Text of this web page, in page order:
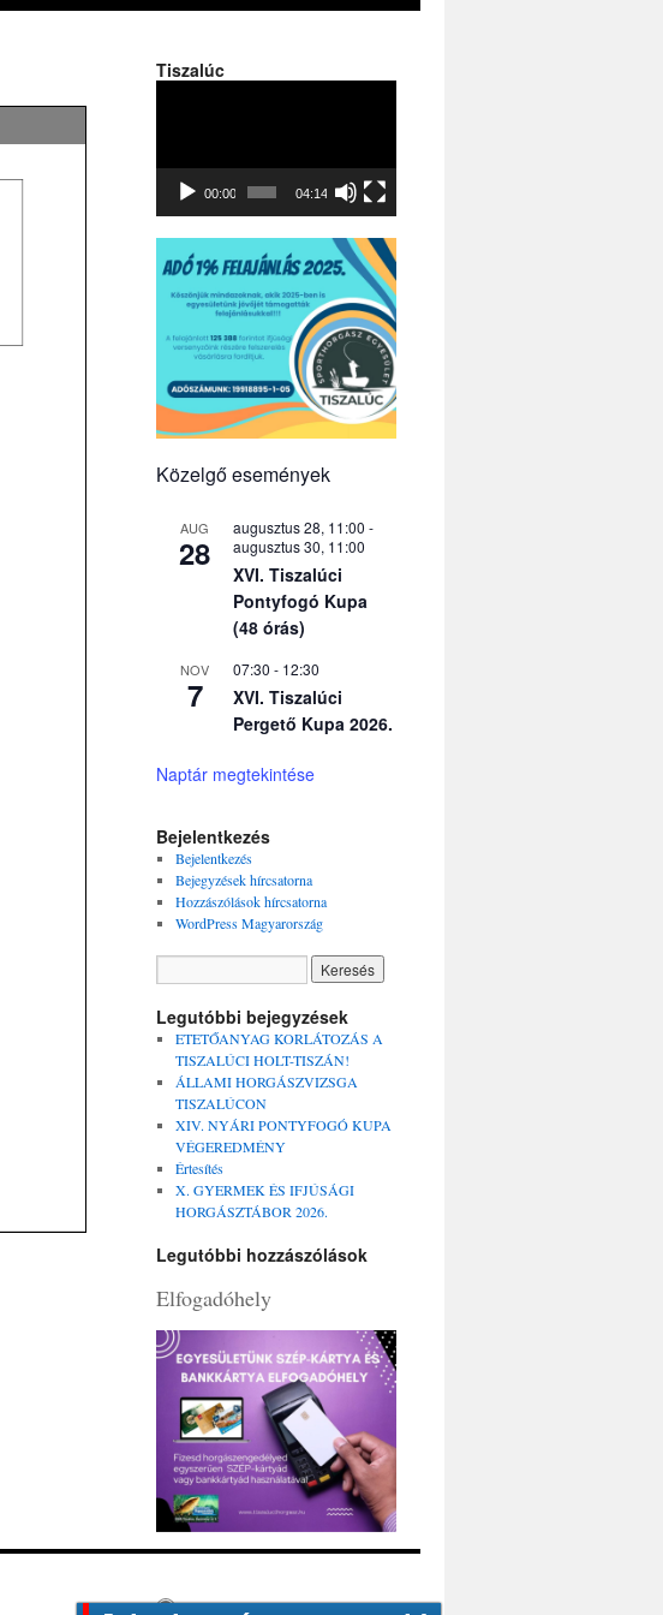
Tiszalúc
00:00 04:14
Közelgő események
AUG
28
augusztus 28, 11:00 -
augusztus 30, 11:00
XVI. Tiszalúci
Pontyfogó Kupa
(48 órás)
NOV
7
07:30 - 12:30
XVI. Tiszalúci
Pergető Kupa 2026.
Naptár megtekintése
Bejelentkezés
Bejelentkezés
Bejegyzések hírcsatorna
Hozzászólások hírcsatorna
WordPress Magyarország
Legutóbbi bejegyzések
ETETŐANYAG KORLÁTOZÁS A
TISZALÚCI HOLT-TISZÁN!
ÁLLAMI HORGÁSZVIZSGA
TISZALÚCON
XIV. NYÁRI PONTYFOGÓ KUPA
VÉGEREDMÉNY
Értesítés
X. GYERMEK ÉS IFJÚSÁGI
HORGÁSZTÁBOR 2026.
Legutóbbi hozzászólások
Elfogadóhely
Köszönjük WordPress!